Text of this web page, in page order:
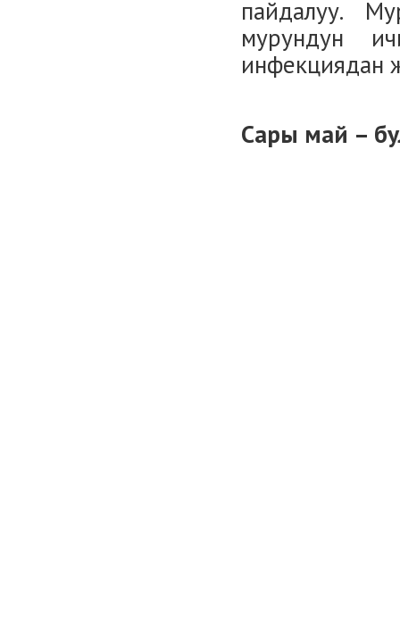
пайдалуу.
мурундун
инфекциядан
Сары май –